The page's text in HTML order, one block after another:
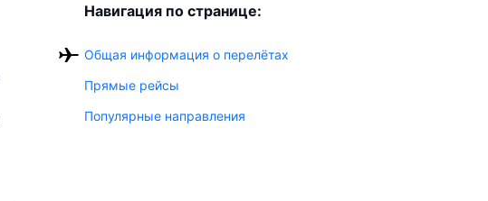
Навигация по странице:
Общая информация о перелётах
Прямые рейсы
Популярные направления